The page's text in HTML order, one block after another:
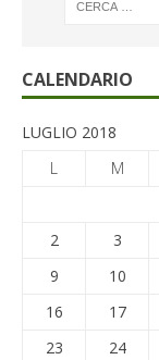
CALENDARIO
LUGLIO 2018
L
M
2
3
9
10
16
17
23
24